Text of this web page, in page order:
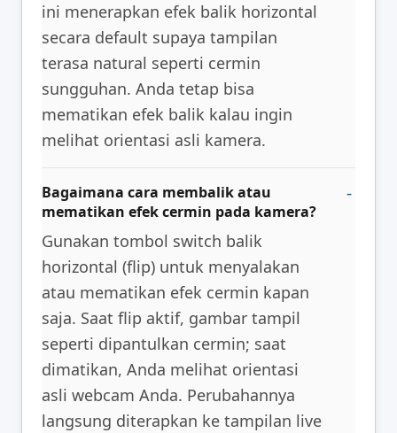
ini menerapkan efek balik horizontal
secara default supaya tampilan
terasa natural seperti cermin
sungguhan. Anda tetap bisa
mematikan efek balik kalau ingin
melihat orientasi asli kamera.
Bagaimana cara membalik atau
mematikan efek cermin pada kamera?
Gunakan tombol switch balik
horizontal (flip) untuk menyalakan
atau mematikan efek cermin kapan
saja. Saat flip aktif, gambar tampil
seperti dipantulkan cermin; saat
dimatikan, Anda melihat orientasi
asli webcam Anda. Perubahannya
langsung diterapkan ke tampilan live